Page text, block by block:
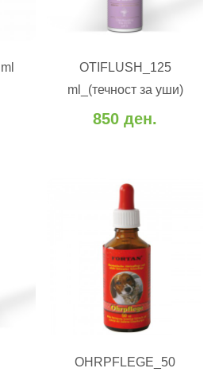
OTIFLUSH_125
ml_(течност за уши)
850 ден.
Додај во желби
Додај за споредба
OHRPFLEGE_50
ВО КОШНИЧКА
Додај во желби